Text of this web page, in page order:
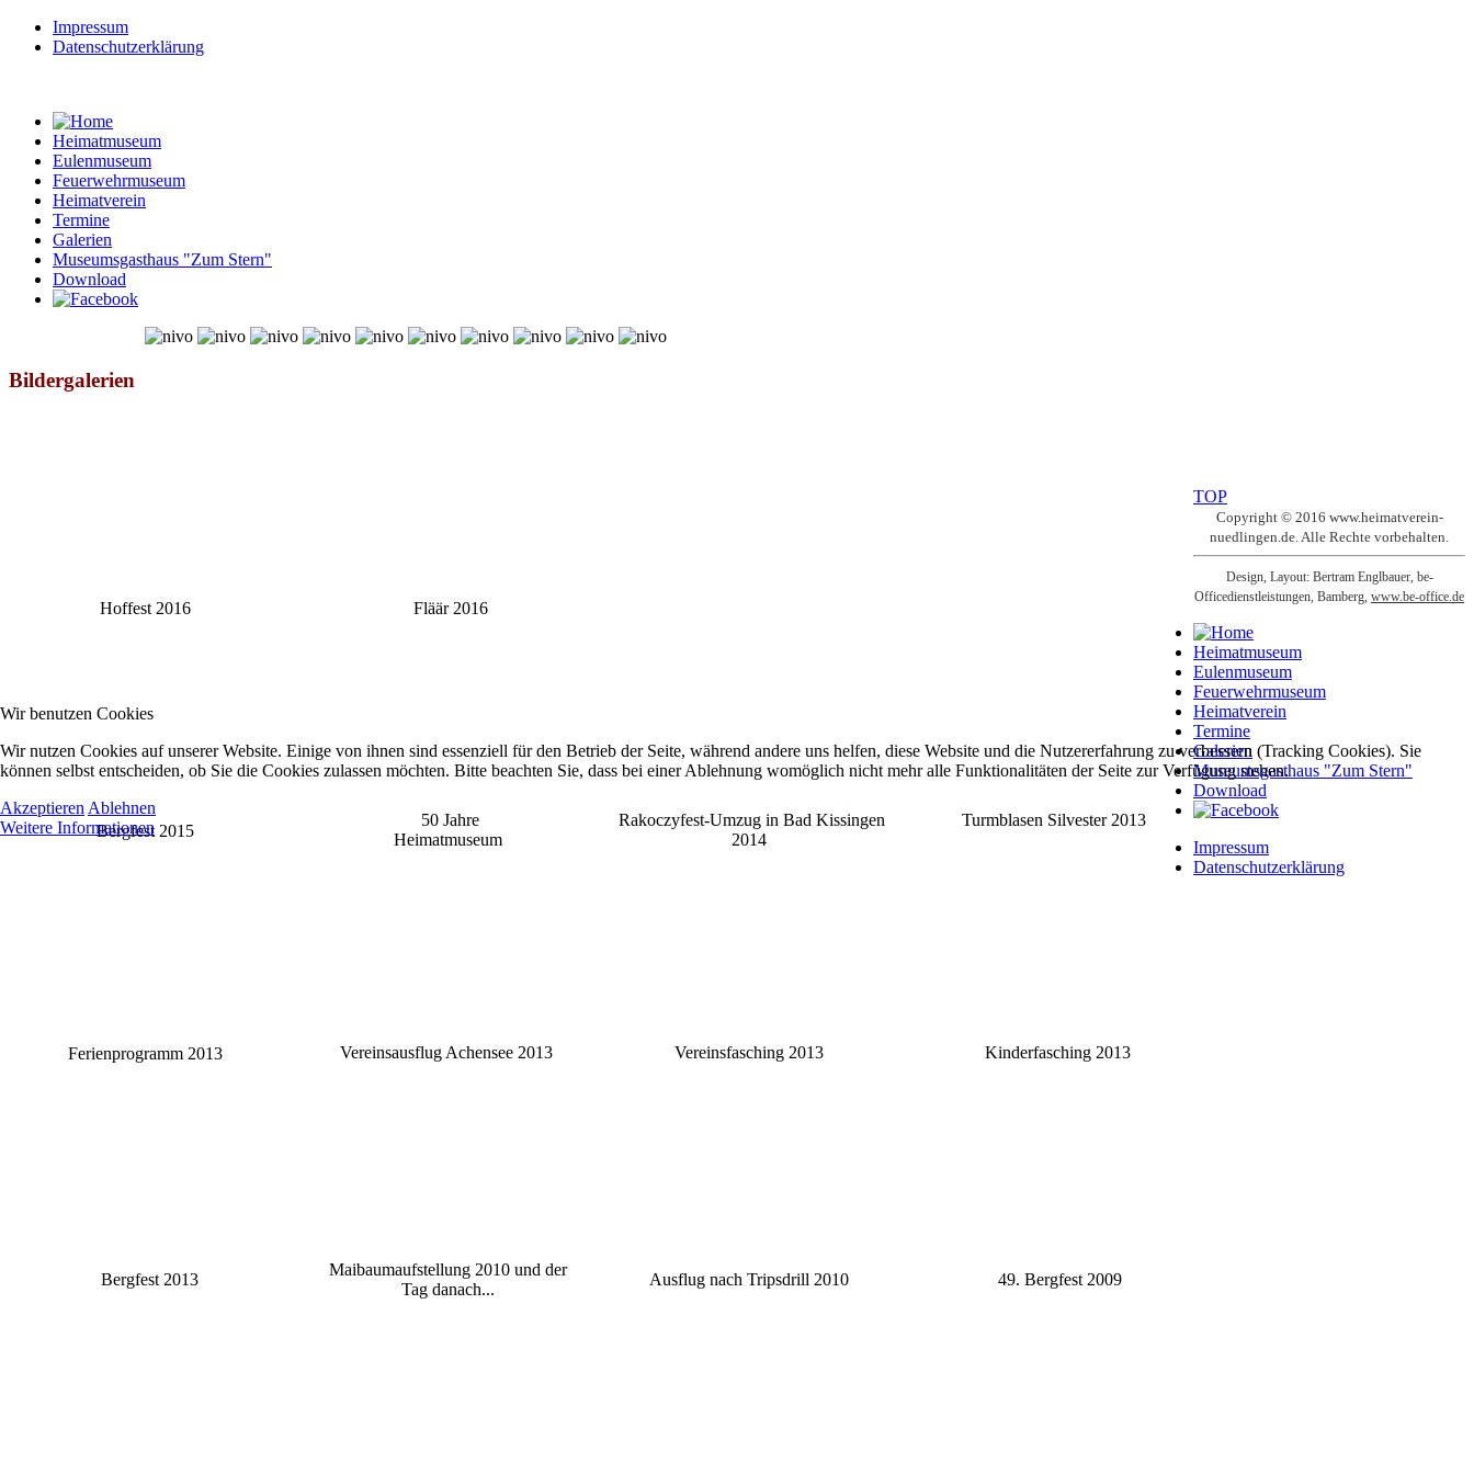
Impressum
Datenschutzerklärung
Heimatmuseum
Eulenmuseum
Feuerwehrmuseum
Heimatverein
Termine
Galerien
Museumsgasthaus "Zum Stern"
Download
Bildergalerien
Hoffest 2016 Fläär 2016
Bergfest 2015
50 Jahre
Heimatmuseum
Rakoczyfest-Umzug in Bad Kissingen
2014
Turmblasen Silvester 2013
Ferienprogramm 2013 Vereinsausflug Achensee 2013 Vereinsfasching 2013 Kinderfasching 2013
Bergfest 2013
Maibaumaufstellung 2010 und der
Tag danach...
Ausflug nach Tripsdrill 2010 49. Bergfest 2009
TOP
Copyright © 2016 www.heimatverein-
nuedlingen.de. Alle Rechte vorbehalten.
Design, Layout: Bertram Englbauer, be-
Officedienstleistungen, Bamberg, www.be-office.de
Heimatmuseum
Eulenmuseum
Feuerwehrmuseum
Heimatverein
Termine
Galerien
Museumsgasthaus "Zum Stern"
Download
Impressum
Datenschutzerklärung
Wir benutzen Cookies
Wir nutzen Cookies auf unserer Website. Einige von ihnen sind essenziell für den Betrieb der Seite, während andere uns helfen, diese Website und die Nutzererfahrung zu verbessern (Tracking Cookies). Sie
können selbst entscheiden, ob Sie die Cookies zulassen möchten. Bitte beachten Sie, dass bei einer Ablehnung womöglich nicht mehr alle Funktionalitäten der Seite zur Verfügung stehen.
Akzeptieren Ablehnen
Weitere Informationen